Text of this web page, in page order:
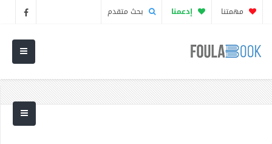
مهمتنا إدعمنا بحث متقدم